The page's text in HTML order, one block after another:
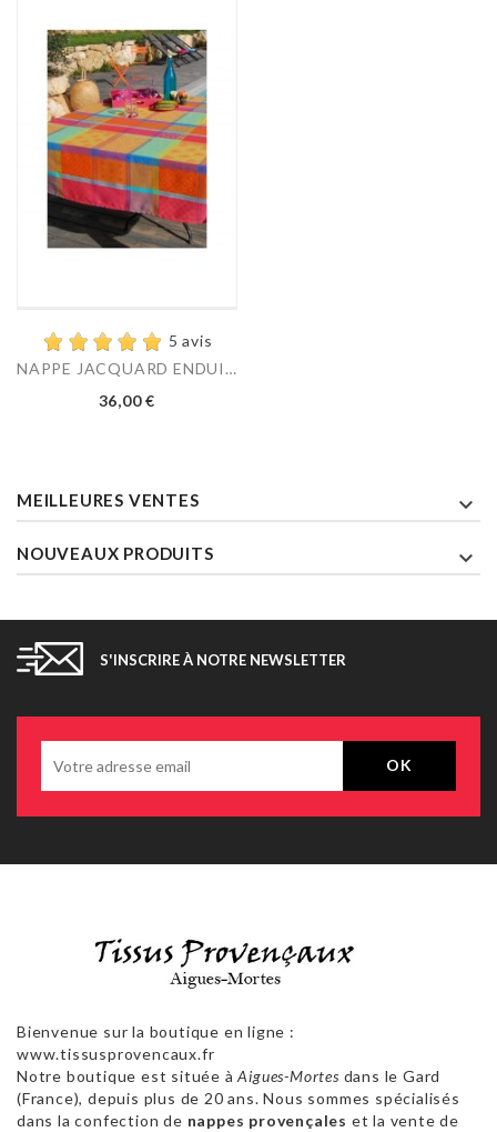
5 avis
NAPPE JACQUARD ENDUIT...
Prix
36,00 €
MEILLEURES VENTES 
NOUVEAUX PRODUITS 
S'INSCRIRE À NOTRE NEWSLETTER
Bienvenue sur la boutique en ligne :
www.tissusprovencaux.fr
Notre boutique est située àAigues-Mortes dans le Gard
(France), depuis plus de 20 ans. Nous sommes spécialisés
dans la confection de nappes provençales et la vente de